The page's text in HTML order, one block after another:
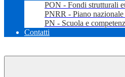
PON - Fondi strutturali
PNRR - Piano nazionale
PN - Scuola e
Contatti